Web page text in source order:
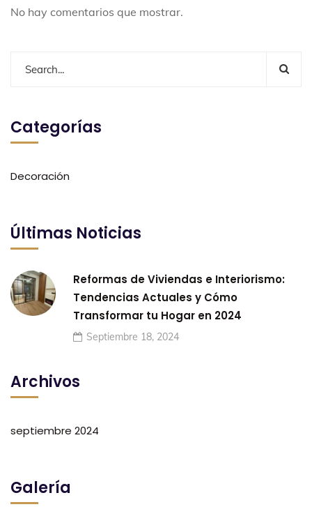
No hay comentarios que mostrar.
Categorías
Decoración
Últimas Noticias
Reformas de Viviendas e Interiorismo:
Tendencias Actuales y Cómo
Transformar tu Hogar en 2024
Septiembre 18, 2024
Archivos
septiembre 2024
Galería